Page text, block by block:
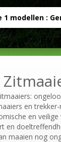
1 modellen :
en
en
en
maaien nog